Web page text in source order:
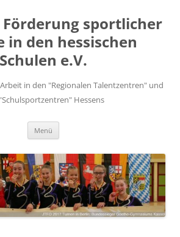
sportlicher
in den hessischen
Schulen e.V.
in den "Regionalen Talentzentren" und
Hessens
Menü